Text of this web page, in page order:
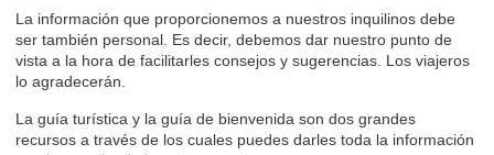
La información que proporcionemos a nuestros inquilinos debe
ser también personal. Es decir, debemos dar nuestro punto de
vista a la hora de facilitarles consejos y sugerencias. Los viajeros
lo agradecerán.
La guía turística y la guía de bienvenida son dos grandes
recursos a través de los cuales puedes darles toda la información